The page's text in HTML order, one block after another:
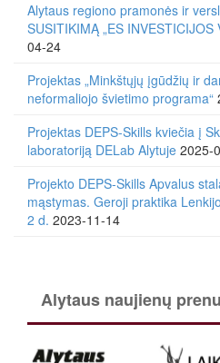
Alytaus regiono pramonės ir
SUSITIKIMĄ „ES
04-24
Projektas „Minkštųjų įgūdžių ir
neformaliojo švietimo programa“
Projektas DEPS-Skills kviečia į
laboratoriją DELab Alytuje 2025-
Projekto DEPS-Skills Apvalus
mąstymas. Geroji praktika
2 d. 2023-11-14
Alytaus naujienų